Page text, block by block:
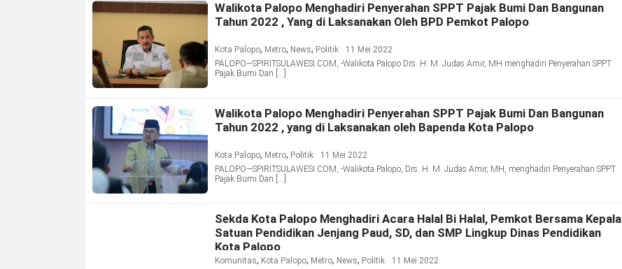
Walikota Palopo Menghadiri Penyerahan SPPT Pajak Bumi Dan Bangunan
Tahun 2022 , Yang di Laksanakan Oleh BPD Pemkot Palopo
Kota Palopo, Metro, News, Politik
11 Mei 2022
PALOPO—SPIRITSULAWESI.COM, -Walikota Palopo Drs. H. M. Judas Amir, MH menghadiri Penyerahan SPPT
Pajak Bumi Dan […]
Walikota Palopo Menghadiri Penyerahan SPPT Pajak Bumi Dan Bangunan
Tahun 2022 , yang di Laksanakan oleh Bapenda Kota Palopo
Kota Palopo, Metro, Politik
11 Mei 2022
PALOPO—SPIRITSULAWESI.COM, -Walikota Palopo, Drs. H. M. Judas Amir, MH, menghadiri Penyerahan SPPT
Pajak Bumi Dan […]
Sekda Kota Palopo Menghadiri Acara Halal Bi Halal, Pemkot Bersama Kepala
Satuan Pendidikan Jenjang Paud, SD, dan SMP Lingkup Dinas Pendidikan
Kota Palopo
Komunitas, Kota Palopo, Metro, News, Politik
11 Mei 2022